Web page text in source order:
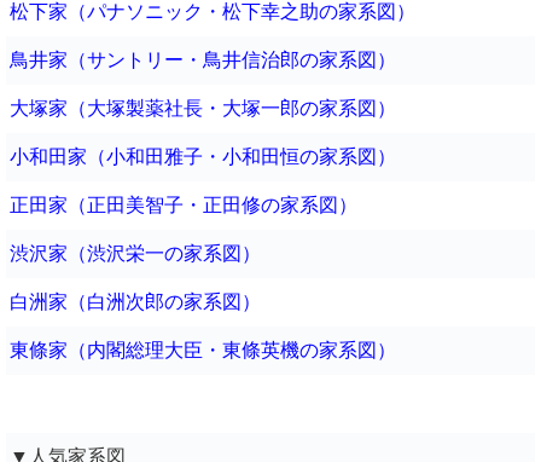
松下家（パナソニック・松下幸之助の家系図）
鳥井家（サントリー・鳥井信治郎の家系図）
大塚家（大塚製薬社長・大塚一郎の家系図）
小和田家（小和田雅子・小和田恒の家系図）
正田家（正田美智子・正田修の家系図）
渋沢家（渋沢栄一の家系図）
白洲家（白洲次郎の家系図）
東條家（内閣総理大臣・東條英機の家系図）
▼人気家系図